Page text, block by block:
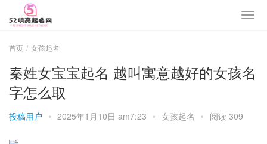
首页 女孩起名
秦姓女宝宝起名 越叫寓意越好的女孩名
字怎么取
投稿用户 • 2025年1月10日 am7:23 • 女孩起名 • 阅读 309